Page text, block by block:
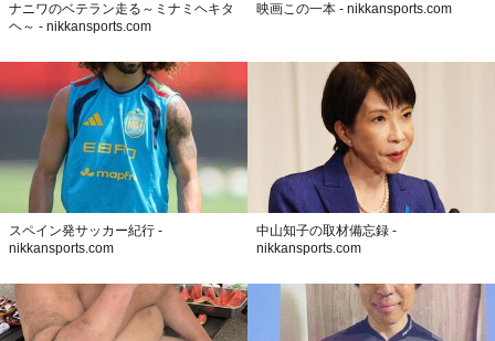
ナニワのベテラン走る～ミナミヘキタ
ヘ～ - nikkansports.com
映画この一本 - nikkansports.com
スペイン発サッカー紀行 -
nikkansports.com
中山知子の取材備忘録 -
nikkansports.com